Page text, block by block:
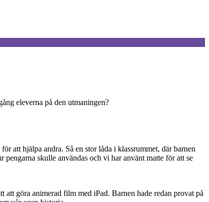
eleverna på den utmaningen?
att hjälpa andra. Så en stor låda i klassrummet, där barnen
skulle användas och vi har använt matte för att se
göra animerad film med iPad. Barnen hade redan provat på